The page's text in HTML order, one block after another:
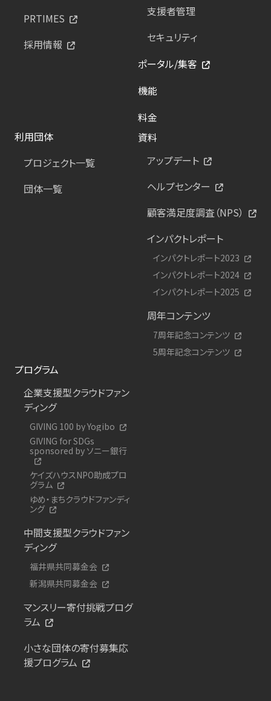
PRTIMES
採用情報
支援者管理
セキュリティ
ポータル/集客
機能
料金
利用団体
プロジェクト一覧
団体一覧
資料
アップデート
ヘルプセンター
顧客満足度調査（NPS）
インパクトレポート
インパクトレポート2023
インパクトレポート2024
インパクトレポート2025
周年コンテンツ
7周年記念コンテンツ
5周年記念コンテンツ
プログラム
企業支援型クラウドファン
ディング
GIVING 100 by Yogibo
GIVING for SDGs
sponsored by ソニー銀行
ケイズハウスNPO助成プロ
グラム
ゆめ・まちクラウドファンディ
ング
中間支援型クラウドファン
ディング
福井県共同募金会
新潟県共同募金会
マンスリー寄付挑戦プログ
ラム
小さな団体の寄付募集応
援プログラム